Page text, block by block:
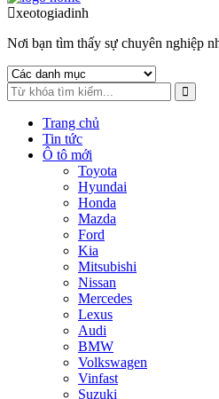
to
toxeotogiadinh
Nơi bạn tìm thấy sự chuyên nghiệp
Trang chủ
Tin tức
Ô tô mới
Toyota
Hyundai
Honda
Mazda
Ford
Kia
Mitsubishi
Nissan
Mercedes
Lexus
Audi
BMW
Volkswagen
Vinfast
Suzuki